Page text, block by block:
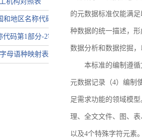
和地区名称代码-2字母代码（GB/T 2659-
代码第1部分-2字母代码（GB/T 4880.1-2005
母语种映射表
的元数据标准仅能满
种数据的统一描述，
数据分析和数据挖掘
本标准的编制遵
元数据记录（4）编制
足需求功能的领域模
理、全文文件、图、
以及4个特殊字符元素